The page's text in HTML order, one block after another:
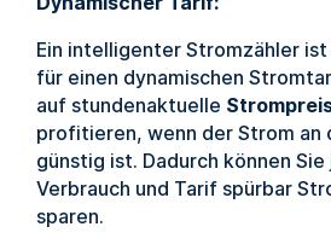
Ein intelligenter Stromzähler ist
für einen dynamischen
auf stundenaktuelle
profitieren, wenn der Strom an
günstig ist. Dadurch können Sie
Verbrauch und Tarif spürbar
sparen.